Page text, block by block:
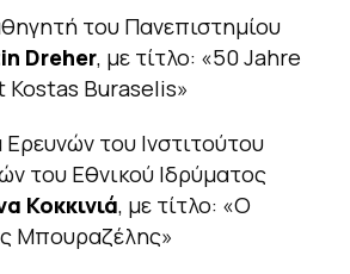
του Πανεπιστημίου
Dreher, με τίτλο: «50 Jahre
Buraselis»
Ερευνών του Ινστιτούτου
του Εθνικού Ιδρύματος
Κοκκινιά, με τίτλο: «Ο
Μπουραζέλης»